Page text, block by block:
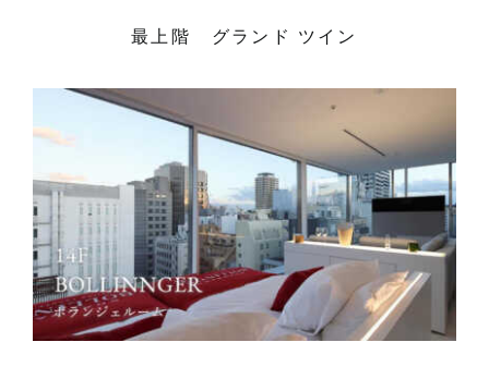
最上階 グランド ツイン